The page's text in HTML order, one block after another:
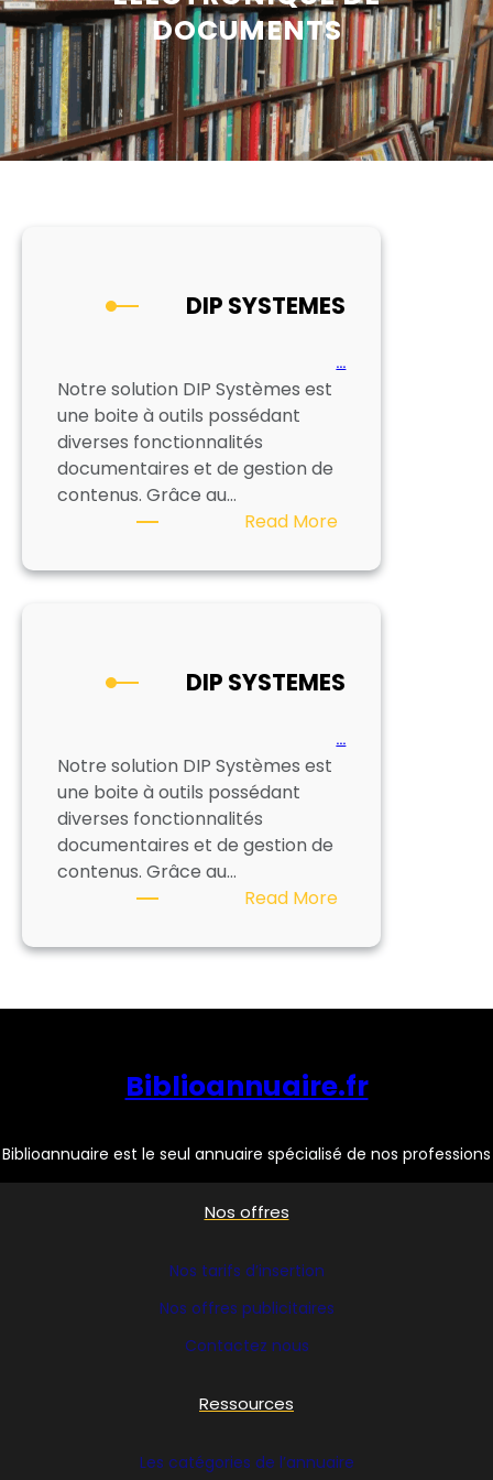
DOCUMENTS
DIP SYSTEMES
…
Notre solution DIP Systèmes est
une boite à outils possédant
diverses fonctionnalités
documentaires et de gestion de
contenus. Grâce au…
Read More:
SYSTEMES
DIP SYSTEMES
…
Notre solution DIP Systèmes est
une boite à outils possédant
diverses fonctionnalités
documentaires et de gestion de
contenus. Grâce au…
Read More:
SYSTEMES
Biblioannuaire.fr
Biblioannuaire est le seul annuaire spécialisé de nos professions
Nos offres
Nos tarifs d’insertion
Nos offres publicitaires
Contactez nous
Ressources
Les catégories de l’annuaire